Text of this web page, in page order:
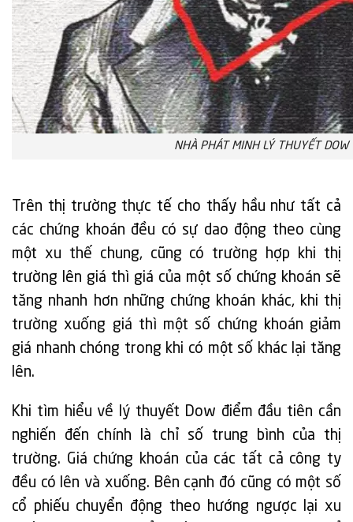
NHÀ PHÁT MINH LÝ THUYẾT
Trên thị trường thực tế cho thấy hầu như tất cả
các chứng khoán đều có sự dao động theo cùng
một xu thế chung, cũng có trường hợp khi thị
trường lên giá thì giá của một số chứng khoán sẽ
tăng nhanh hơn những chứng khoán khác, khi thị
trường xuống giá thì một số chứng khoán giảm
giá nhanh chóng trong khi có một số khác lại tăng
lên.
Khi tìm hiểu về lý thuyết Dow điểm đầu tiên cần
nghiến đến chính là chỉ số trung bình của thị
trường. Giá chứng khoán của các tất cả công ty
đều có lên và xuống. Bên cạnh đó cũng có một số
cổ phiếu chuyển động theo hướng ngược lại xu